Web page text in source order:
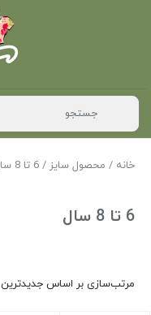
خانه / محصول سایز / 6 تا 8 سال
6 تا 8 سال
مرتب‌سازی بر اساس جدیدترین